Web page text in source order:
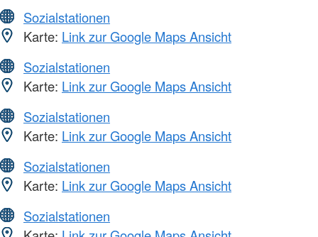
Sozialstationen
Karte: Link zur Google Maps Ansicht
Sozialstationen
Karte: Link zur Google Maps Ansicht
Sozialstationen
Karte: Link zur Google Maps Ansicht
Sozialstationen
Karte: Link zur Google Maps Ansicht
Sozialstationen